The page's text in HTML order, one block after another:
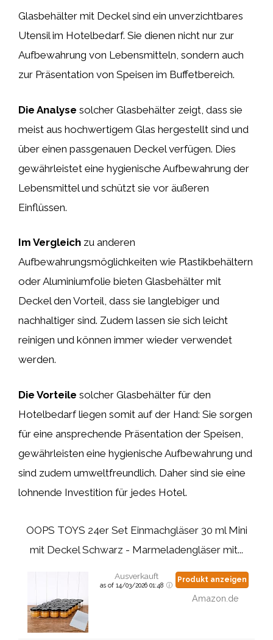
Glasbehälter mit Deckel sind ein unverzichtbares
Utensil im Hotelbedarf. Sie dienen nicht nur zur
Aufbewahrung von Lebensmitteln, sondern auch
zur Präsentation von Speisen im Buffetbereich.
Die Analyse solcher Glasbehälter zeigt, dass sie
meist aus hochwertigem Glas hergestellt sind und
über einen passgenauen Deckel verfügen. Dies
gewährleistet eine hygienische Aufbewahrung der
Lebensmittel und schützt sie vor äußeren
Einflüssen.
Im Vergleich zu anderen
Aufbewahrungsmöglichkeiten wie Plastikbehältern
oder Aluminiumfolie bieten Glasbehälter mit
Deckel den Vorteil, dass sie langlebiger und
nachhaltiger sind. Zudem lassen sie sich leicht
reinigen und können immer wieder verwendet
werden.
Die Vorteile solcher Glasbehälter für den
Hotelbedarf liegen somit auf der Hand: Sie sorgen
für eine ansprechende Präsentation der Speisen,
gewährleisten eine hygienische Aufbewahrung und
sind zudem umweltfreundlich. Daher sind sie eine
lohnende Investition für jedes Hotel.
OOPS TOYS 24er Set Einmachgläser 30 ml Mini
mit Deckel Schwarz - Marmeladengläser mit...
Ausverkauft
as of 14/03/2026 01:48
Produkt anzeigen
Amazon.de